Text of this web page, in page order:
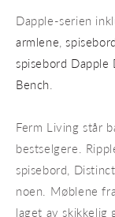
Dapple-serien
armlene ,
spisebord
Bench
Ferm Living står
bestselgere.
spisebord,
noen. Møblene
laget av skikkelig